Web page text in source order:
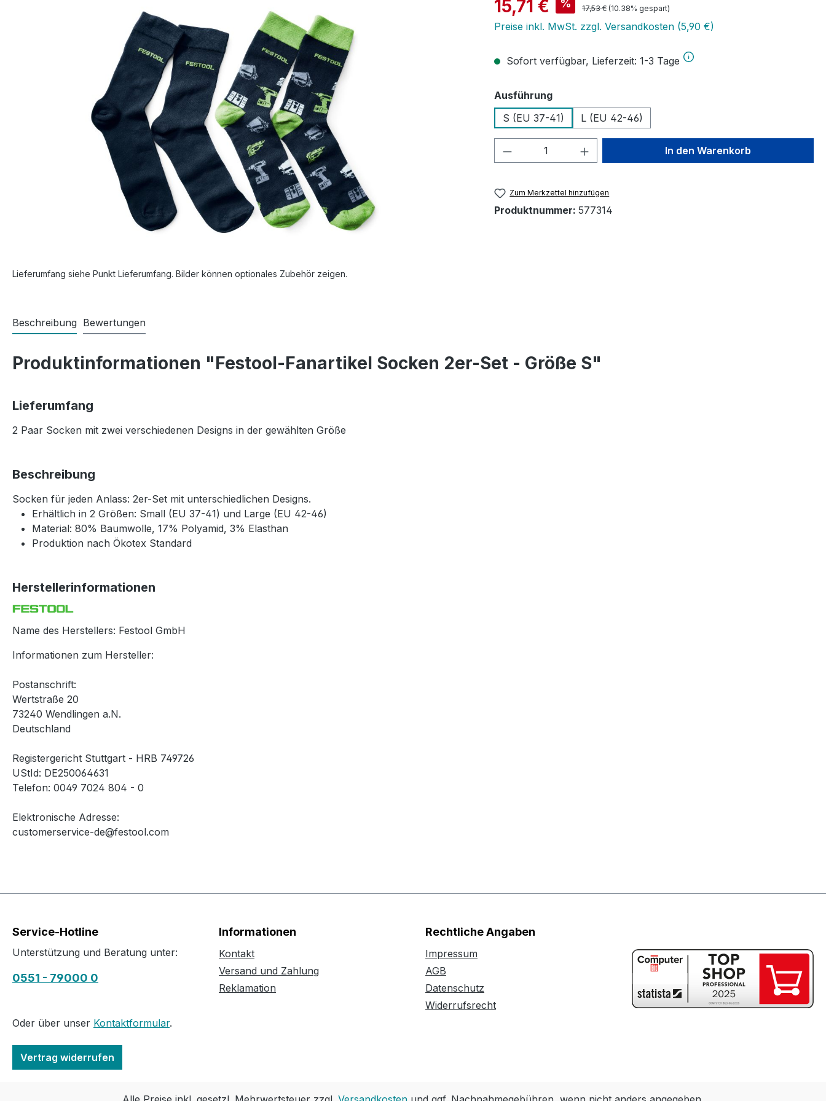
Lieferumfang siehe Punkt Lieferumfang. Bilder können optionales Zubehör zeigen.
15,71 € % Regulärer Preis:
17,53 € (10.38% gespart)
Preise inkl. MwSt. zzgl. Versandkosten (5,90 €)
Sofort verfügbar, Lieferzeit: 1-3 Tage
Ausführungauswählen
S (EU 37-41)
L (EU 42-46)
Produkt Anzahl: Gib den gewünschten Wert
In den Warenkorb
Zum Merkzettel hinzufügen
Produktnummer: 577314
Beschreibung Bewertungen
Produktinformationen "Festool-Fanartikel Socken 2er-Set - Größe S"
Lieferumfang
2 Paar Socken mit zwei verschiedenen Designs in der gewählten Größe
Beschreibung
Socken für jeden Anlass: 2er-Set mit unterschiedlichen Designs.
Erhältlich in 2 Größen: Small (EU 37-41) und Large (EU 42-46)
Material: 80% Baumwolle, 17% Polyamid, 3% Elasthan
Produktion nach Ökotex Standard
Herstellerinformationen
Name des Herstellers: Festool GmbH
Informationen zum Hersteller:
Postanschrift:
Wertstraße 20
73240 Wendlingen a.N.
Deutschland
Registergericht Stuttgart - HRB 749726
UStId: DE250064631
Telefon: 0049 7024 804 - 0
Elektronische Adresse:
customerservice-de@festool.com
Service-Hotline
Unterstützung und Beratung unter:
0551 - 79000 0
Oder über unser Kontaktformular.
Vertrag widerrufen
Informationen
Kontakt
Versand und Zahlung
Reklamation
Rechtliche Angaben
Impressum
AGB
Datenschutz
Widerrufsrecht